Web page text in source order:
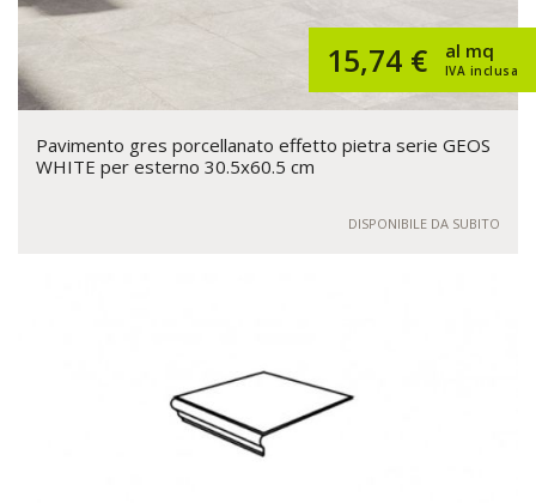
15,74 € IVA inclusa
al mq
Pavimento gres porcellanato effetto pietra serie GEOS
WHITE per esterno 30.5x60.5 cm
DISPONIBILE DA SUBITO